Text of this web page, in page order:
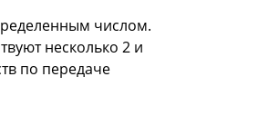
числом.
несколько 2 и
по передаче